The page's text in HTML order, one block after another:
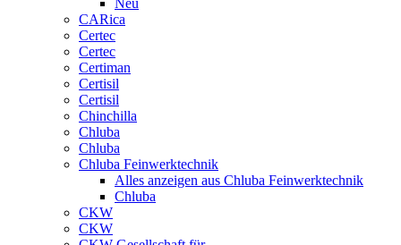
Neu
CARica
Certec
Certec
Certiman
Certisil
Certisil
Chinchilla
Chluba
Chluba
Chluba Feinwerktechnik
Alles anzeigen aus Chluba Feinwerktechnik
Chluba
CKW
CKW